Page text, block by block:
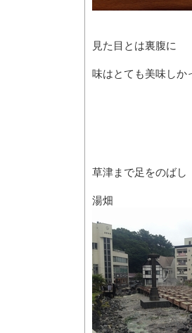
見た目とは裏腹に
味はとても美味しか
草津まで足をのばし
湯畑